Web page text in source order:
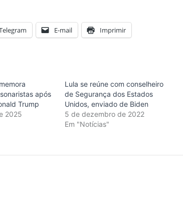
E-mail Imprimir
após
Trump
2025
Lula se reúne com conselheiro
de Segurança dos Estados
Unidos, enviado de Biden
5 de dezembro de 2022
Em "Notícias"